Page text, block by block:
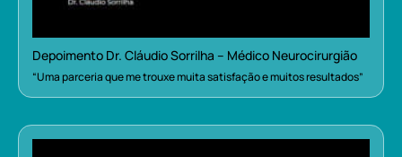
Depoimento Dr. Cláudio Sorrilha – Médico Neurocirurgião
“Uma parceria que me trouxe muita satisfação e muitos resultados”